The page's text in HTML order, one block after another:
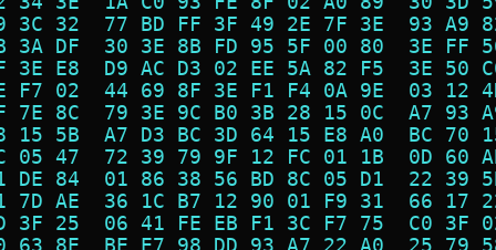
3C 32  77 BD FF 3F 49 2E 7F 3E  93
3A DF  30 3E 8B FD 95 5F 00 80  3E
3E E8  D9 AC D3 02 EE 5A 82 F5  3E
F7 02  44 69 8F 3E F1 F4 0A 9E  03
7E 8C  79 3E 9C B0 3B 28 15 0C  A7
15 5B  A7 D3 BC 3D 64 15 E8 A0  BC
05 47  72 39 79 9F 12 FC 01 1B  0D
DE 84  01 86 38 56 BD 8C 05 D1  22
7D AE  36 1C B7 12 90 01 F9 31  66
3F 25  06 41 FE EB F1 3C F7 75  C0
63 8E  BE E7 98 DD 93 A7 22 A0  25